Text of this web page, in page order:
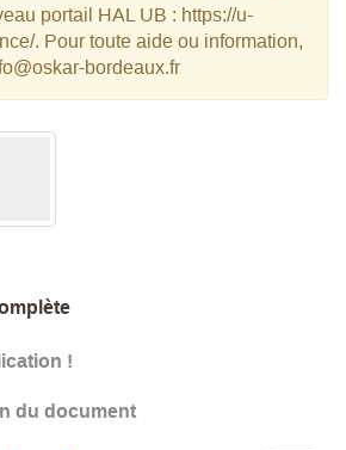
portail HAL UB : https://u-
. Pour toute aide ou information,
bordeaux.fr
!
du document